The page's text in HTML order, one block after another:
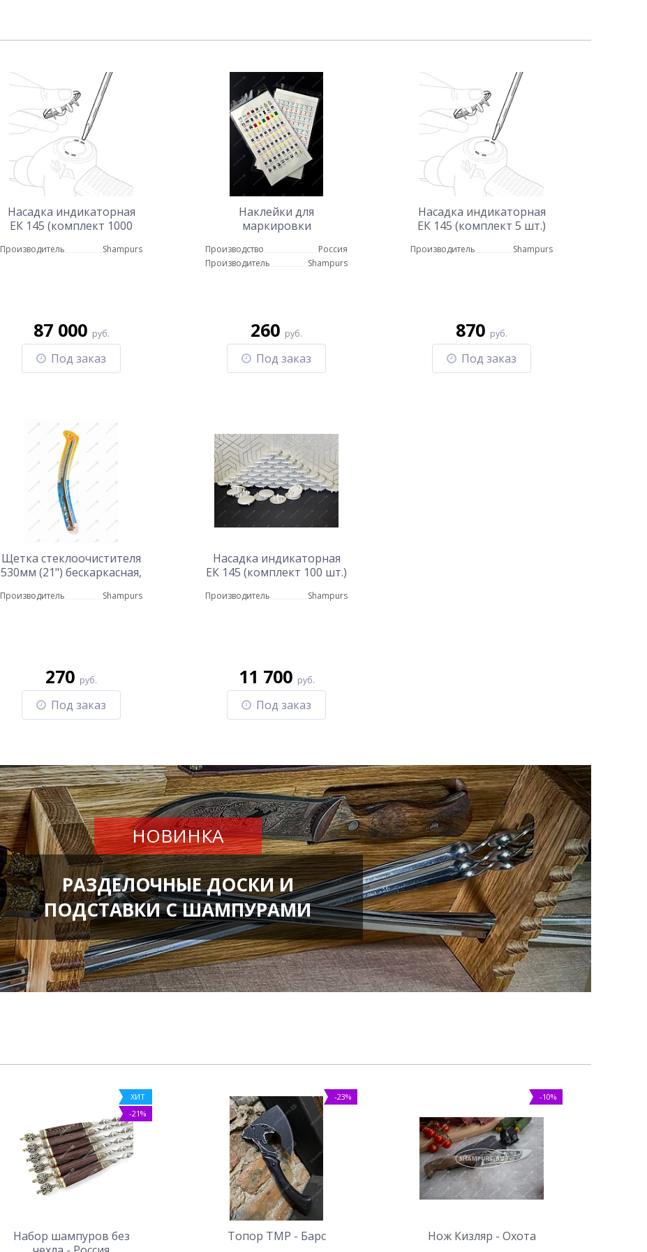
Насадка индикаторная
ЕК 145 (комплект 1000
Производитель Shampurs
87 000 руб.
Под заказ
Наклейки для
маркировки
автоматов, отопления и
водоснабжения
Производство
Россия
Производитель
Shampurs
260 руб.
Под заказ
Насадка индикаторная
ЕК 145 (комплект 5 шт.)
Производитель Shampurs
870 руб.
Под заказ
Щетка стеклоочистителя
530мм (21") бескаркасная,
Производитель Shampurs
270 руб.
Под заказ
Насадка индикаторная
ЕК 145 (комплект 100 шт.)
Производитель Shampurs
11 700 руб.
Под заказ
НОВИНКА
РАЗДЕЛОЧНЫЕ ДОСКИ И
ПОДСТАВКИ С ШАМПУРАМИ
ХИТ
-21%
Набор шампуров без
-23%
Топор ТМР - Барс
-10%
Нож Кизляр - Охота